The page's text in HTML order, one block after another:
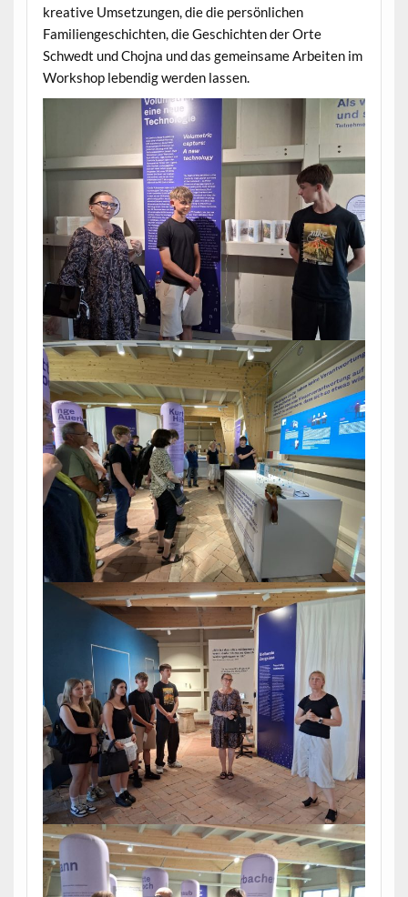
kreative Umsetzungen, die die persönlichen
Familiengeschichten, die Geschichten der Orte
Schwedt und Chojna und das gemeinsame Arbeiten im
Workshop lebendig werden lassen.